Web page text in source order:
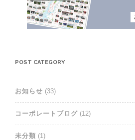
POST CATEGORY
お知らせ (33)
コーポレートブログ (12)
未分類 (1)